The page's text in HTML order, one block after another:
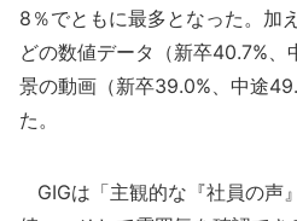
8％でともに最多となった。加
どの数値データ（新卒40.7%、
景の動画（新卒39.0%、中途
た。
GIGは「主観的な『社員の声